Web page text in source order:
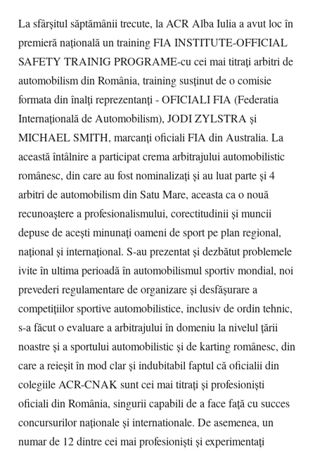
La sfârșitul săptămânii trecute, la ACR Alba Iulia a avut loc în
premieră naţională un training FIA INSTITUTE-OFFICIAL
SAFETY TRAINIG PROGRAME-cu cei mai titraţi arbitri de
automobilism din România, training susţinut de o comisie
formata din înalţi reprezentanţi - OFICIALI FIA (Federatia
Internaţională de Automobilism), JODI ZYLSTRA şi
MICHAEL SMITH, marcanţi oficiali FIA din Australia. La
această întâlnire a participat crema arbitrajului automobilistic
românesc, din care au fost nominalizaţi şi au luat parte şi 4
arbitri de automobilism din Satu Mare, aceasta ca o nouă
recunoaştere a profesionalismului, corectitudinii şi muncii
depuse de aceşti minunaţi oameni de sport pe plan regional,
naţional şi internaţional. S-au prezentat şi dezbătut problemele
ivite în ultima perioadă în automobilismul sportiv mondial, noi
prevederi regulamentare de organizare şi desfăşurare a
competiţiilor sportive automobilistice, inclusiv de ordin tehnic,
s-a făcut o evaluare a arbitrajului în domeniu la nivelul ţării
noastre şi a sportului automobilistic şi de karting românesc, din
care a reieşit în mod clar şi indubitabil faptul că oficialii din
colegiile ACR-CNAK sunt cei mai titraţi şi profesionişti
oficiali din România, singurii capabili de a face faţă cu succes
concursurilor naţionale şi internationale. De asemenea, un
numar de 12 dintre cei mai profesionişti şi experimentaţi